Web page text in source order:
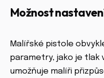
Možnost
Malířské pistole
parametry, jako je tlak
umožňuje malíři